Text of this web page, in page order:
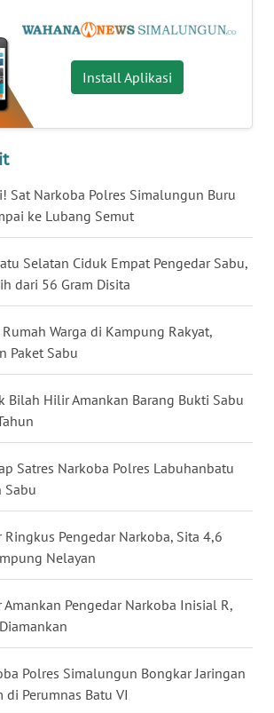
Install Aplikasi
Sat Narkoba Polres Simalungun Buru
ke Lubang Semut
Selatan Ciduk Empat Pengedar Sabu,
dari 56 Gram Disita
Warga di Kampung Rakyat,
Paket Sabu
Bilah Hilir Amankan Barang Bukti Sabu
Satres Narkoba Polres Labuhanbatu
Sabu
Pengedar Narkoba, Sita 4,6
Nelayan
Pengedar Narkoba Inisial R,
Polres Simalungun Bongkar Jaringan
di Perumnas Batu VI